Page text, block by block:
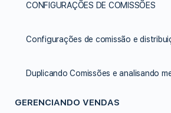
CONFIGURAÇÕES DE COMISSÕES
GERENCIANDO VENDAS